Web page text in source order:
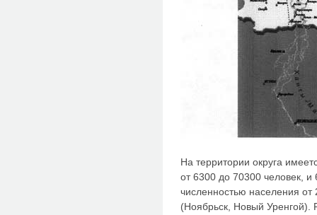
На территории округа
от 6300 до 70300 человек, и
численностью населения от
(Ноябрьск, Новый